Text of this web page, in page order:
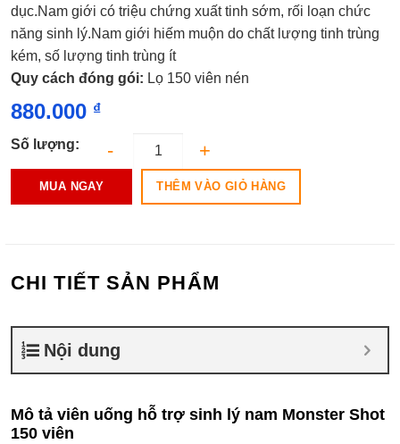
dục.Nam giới có triệu chứng xuất tinh sớm, rối loạn chức
năng sinh lý.Nam giới hiếm muộn do chất lượng tinh trùng
kém, số lượng tinh trùng ít
Quy cách đóng gói: Lọ 150 viên nén
880.000 ₫
Số lượng:
MUA NGAY THÊM VÀO GIỎ HÀNG
CHI TIẾT SẢN PHẨM
Nội dung
Mô tả viên uống hỗ trợ sinh lý nam Monster Shot
150 viên